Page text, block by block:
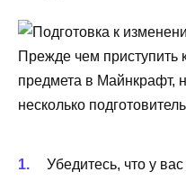
Прежде чем приступить
предмета в Майнкрафт,
несколько
Убедитесь, что у